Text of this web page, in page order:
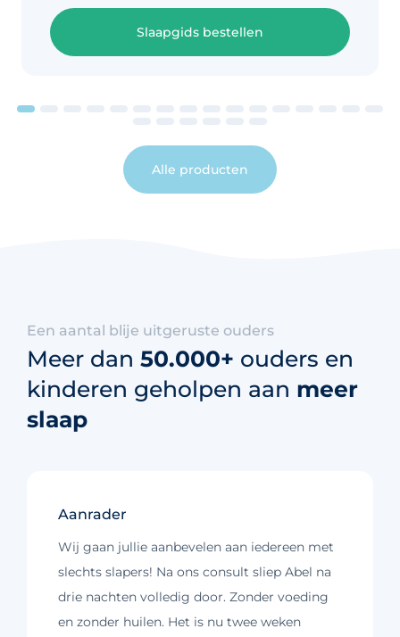
Alle producten
Slaapgids bestellen
Een aantal blije uitgeruste ouders
Meer dan 50.000+ ouders en
kinderen geholpen aan meer
slaap
Aanrader
Wij gaan jullie aanbevelen aan iedereen met
slechts slapers! Na ons consult sliep Abel na
drie nachten volledig door. Zonder voeding
en zonder huilen. Het is nu twee weken